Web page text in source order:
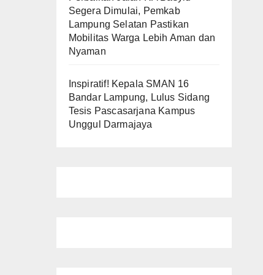
Segera Dimulai, Pemkab
Lampung Selatan Pastikan
Mobilitas Warga Lebih Aman dan
Nyaman
Inspiratif! Kepala SMAN 16
Bandar Lampung, Lulus Sidang
Tesis Pascasarjana Kampus
Unggul Darmajaya